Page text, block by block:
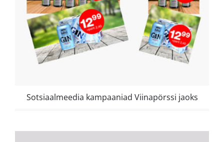
Sotsiaalmeedia kampaaniad Viinapörssi jaoks